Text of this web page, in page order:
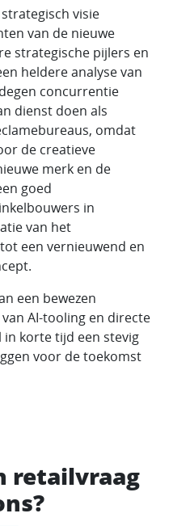
visie
van de nieuwe
strategische pijlers en
heldere analyse van
concurrentie
dienst doen als
omdat
de creatieve
merk en de
goed
in
van het
een vernieuwend en
een bewezen
AI-tooling en directe
in korte tijd een stevig
voor de toekomst
retailvraag